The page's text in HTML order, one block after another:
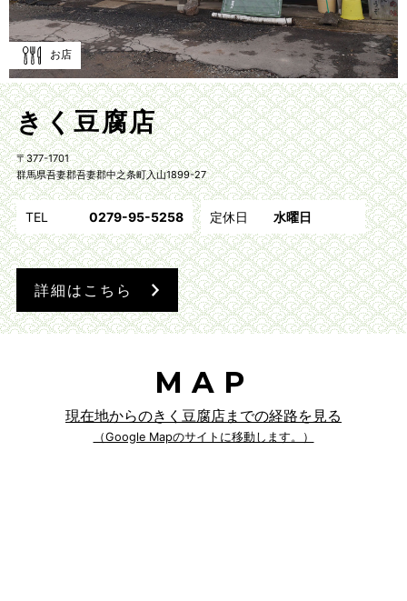
お店
きく豆腐店
〒377-1701
群馬県吾妻郡吾妻郡中之条町入山1899-27
TEL 0279-95-5258 定休日 水曜日
詳細はこちら
MAP
現在地からのきく豆腐店までの経路を見る
（Google Mapのサイトに移動します。）